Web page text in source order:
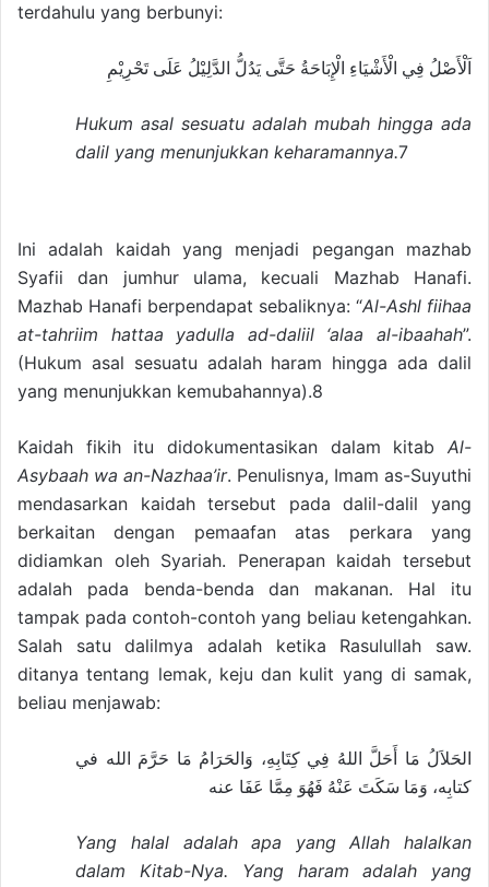
terdahulu yang berbunyi:
اَلْأَصْلُ فِي الْأَشْيَاءِ الْإِبَاحَةُ حَتَّى يَدُلُّ الدَّلِيْلُ عَلَى تَحْرِيْمِ
Hukum asal sesuatu adalah mubah hingga ada
dalil yang menunjukkan keharamannya.7
Ini adalah kaidah yang menjadi pegangan mazhab
Syafii dan jumhur ulama, kecuali Mazhab Hanafi.
Mazhab Hanafi berpendapat sebaliknya: “Al-Ashl fiihaa
at-tahriim hattaa yadulla ad-daliil ‘alaa al-ibaahah”.
(Hukum asal sesuatu adalah haram hingga ada dalil
yang menunjukkan kemubahannya).8
Kaidah fikih itu didokumentasikan dalam kitab Al-
Asybaah wa an-Nazhaa’ir. Penulisnya, Imam as-Suyuthi
mendasarkan kaidah tersebut pada dalil-dalil yang
berkaitan dengan pemaafan atas perkara yang
didiamkan oleh Syariah. Penerapan kaidah tersebut
adalah pada benda-benda dan makanan. Hal itu
tampak pada contoh-contoh yang beliau ketengahkan.
Salah satu dalilmya adalah ketika Rasulullah saw.
ditanya tentang lemak, keju dan kulit yang di samak,
beliau menjawab:
الحَلاَلُ مَا أَحَلَّ اللهُ فِي كِتَابِهِ، وَالحَرَامُ مَا حَرَّمَ الله في
كتابِه، وَمَا سَكَتَ عَنْهُ فَهُوَ مِمَّا عَفَا عنه
Yang halal adalah apa yang Allah halalkan
dalam Kitab-Nya. Yang haram adalah yang